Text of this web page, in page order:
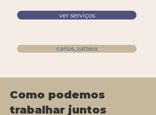
ver serviços
carlos_zattera
Como podemos
trabalhar juntos